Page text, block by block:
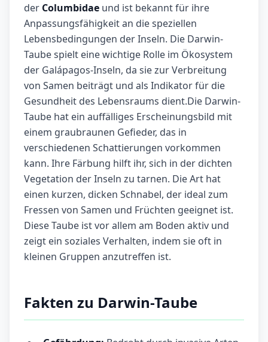
der Columbidae und ist bekannt für ihre
Anpassungsfähigkeit an die speziellen
Lebensbedingungen der Inseln. Die Darwin-
Taube spielt eine wichtige Rolle im Ökosystem
der Galápagos-Inseln, da sie zur Verbreitung
von Samen beiträgt und als Indikator für die
Gesundheit des Lebensraums dient.Die Darwin-
Taube hat ein auffälliges Erscheinungsbild mit
einem graubraunen Gefieder, das in
verschiedenen Schattierungen vorkommen
kann. Ihre Färbung hilft ihr, sich in der dichten
Vegetation der Inseln zu tarnen. Die Art hat
einen kurzen, dicken Schnabel, der ideal zum
Fressen von Samen und Früchten geeignet ist.
Diese Taube ist vor allem am Boden aktiv und
zeigt ein soziales Verhalten, indem sie oft in
kleinen Gruppen anzutreffen ist.
Fakten zu Darwin-Taube